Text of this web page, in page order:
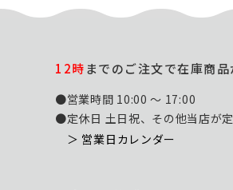
12時までのご注文で在庫商品
●営業時間 10:00 ～ 17:00
●定休日 土日祝、その他当店が
＞ 営業日カレンダー